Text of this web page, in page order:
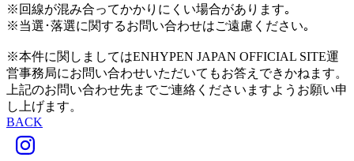
※回線が混み合ってかかりにくい場合があります｡
※当選･落選に関するお問い合わせはご遠慮ください｡
※本件に関しましてはENHYPEN JAPAN OFFICIAL SITE運
営事務局にお問い合わせいただいてもお答えできかねます。
上記のお問い合わせ先までご連絡くださいますようお願い申
し上げます。
BACK